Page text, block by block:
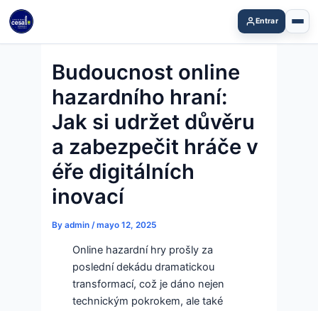
Skip
content
Entrar
Budoucnost online
hazardního hraní:
Jak si udržet důvěru
a zabezpečit hráče v
éře digitálních
inovací
By admin /mayo 12, 2025
Online hazardní hry prošly za
poslední dekádu dramatickou
transformací, což je dáno nejen
technickým pokrokem, ale také